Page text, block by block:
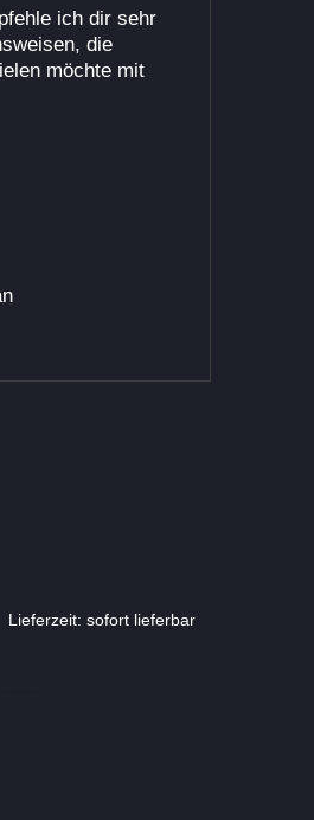
ich dir sehr
die
möchte mit
Lieferzeit: sofort lieferbar